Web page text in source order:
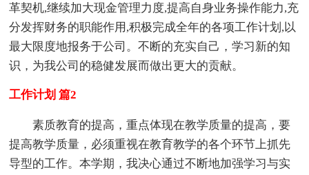
革契机,继续加大现金管理力度,提高自身业务操作能力,充
分发挥财务的职能作用,积极完成全年的各项工作计划,以
最大限度地报务于公司。不断的充实自己，学习新的知
识，为我公司的稳健发展而做出更大的贡献。
工作计划 篇2
素质教育的提高，重点体现在教学质量的提高，要
提高教学质量，必须重视在教育教学的各个环节上抓先
导型的工作。本学期，我决心通过不断地加强学习与实